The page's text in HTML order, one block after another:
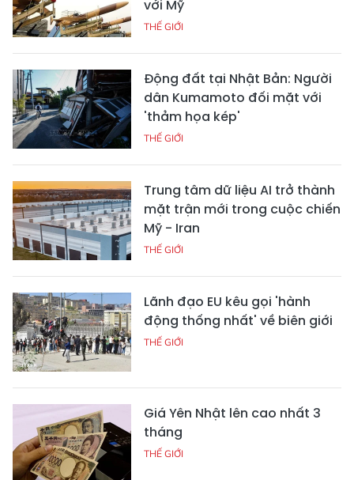
với Mỹ
THẾ GIỚI
Động đất tại Nhật Bản: Người
dân Kumamoto đối mặt với
'thảm họa kép'
THẾ GIỚI
Trung tâm dữ liệu AI trở thành
mặt trận mới trong cuộc chiến
Mỹ - Iran
THẾ GIỚI
Lãnh đạo EU kêu gọi 'hành
động thống nhất' về biên giới
THẾ GIỚI
Giá Yên Nhật lên cao nhất 3
tháng
THẾ GIỚI